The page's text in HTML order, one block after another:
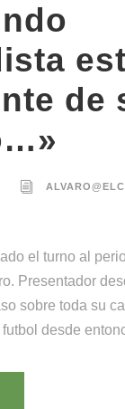
de
el turno al
Presentador
sobre toda su
desde